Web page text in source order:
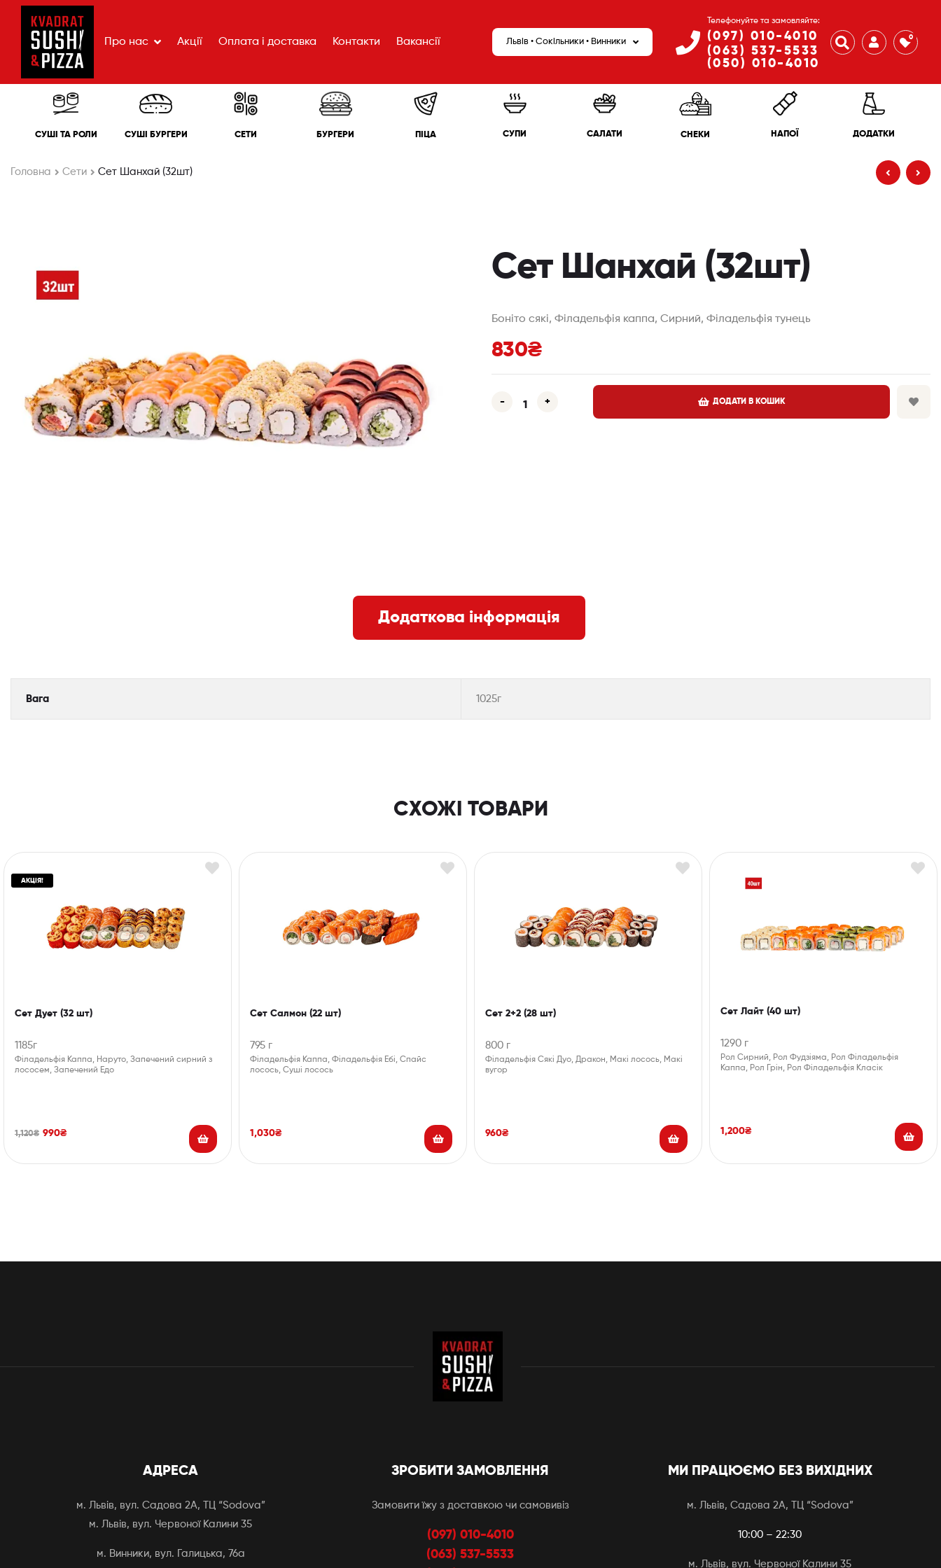
Про нас Акції Оплата і доставка Контакти Вакансії Львів • Сокільники • Винники
Телефонуйте та замовляйте:
(097) 010-4010
(063) 537-5533
(050) 010-4010
0
СУШІ ТА РОЛИ СУШІ БУРГЕРИ СЕТИ БУРГЕРИ ПІЦА СУПИ САЛАТИ СНЕКИ НАПОЇ ДОДАТКИ
Головна Сети Сет Шанхай (32шт)
Сет Шанхай (32шт)
Боніто сякі, Філадельфія каппа, Сирний, Філадельфія тунець
830₴
- + ДОДАТИ В КОШИК
Додаткова інформація
Вага 1025г
СХОЖІ ТОВАРИ
АКЦІЯ!
Сет Дует (32 шт)
1185г
Філадельфія Каппа, Наруто, Запечений сирний з
лососем, Запечений Едо
1,120₴ 990₴
Сет Салмон (22 шт)
795 г
Філадельфія Каппа, Філадельфія Ебі, Спайс
лосось, Суші лосось
1,030₴
Сет 2+2 (28 шт)
800 г
Філадельфія Сякі Дуо, Дракон, Макі лосось, Макі
вугор
960₴
Сет Лайт (40 шт)
1290 г
Рол Сирний, Рол Фудзіяма, Рол Філадельфія
Каппа, Рол Грін, Рол Філадельфія Класік
1,200₴
АДРЕСА
м. Львів, вул. Садова 2А, ТЦ “Sodova”
м. Львів, вул. Червоної Калини 35
м. Винники, вул. Галицька, 76а
ЗРОБИТИ ЗАМОВЛЕННЯ
Замовити їжу з доставкою чи самовивіз
(097) 010-4010
(063) 537-5533
МИ ПРАЦЮЄМО БЕЗ ВИХІДНИХ
м. Львів, Садова 2А, ТЦ “Sodova”
10:00 – 22:30
м. Львів, вул. Червоної Калини 35